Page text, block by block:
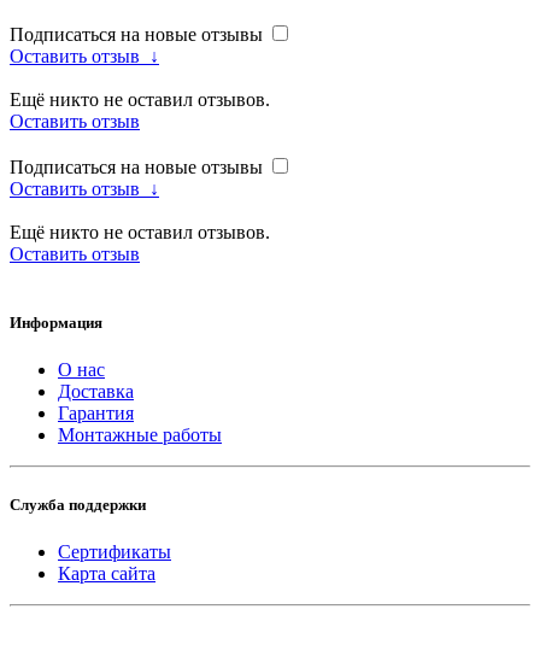
Подписаться на новые отзывы
Оставить отзыв
↓
Ещё никто не оставил отзывов.
Оставить отзыв
Подписаться на новые отзывы
Оставить отзыв
↓
Ещё никто не оставил отзывов.
Оставить отзыв
Информация
О нас
Доставка
Гарантия
Монтажные работы
Служба поддержки
Сертификаты
Карта сайта